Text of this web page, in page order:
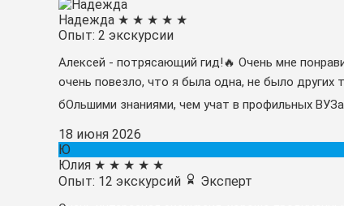
Надежда ★ ★ ★ ★ ★
Опыт: 2 экскурсии
Алексей - потрясающий гид!🔥 Очень мне
очень повезло, что я была одна, не было других
бОльшими знаниями, чем учат в профильных
18 июня 2026
Ю
Юлия ★ ★ ★ ★ ★
Опыт: 12 экскурсий
Эксперт